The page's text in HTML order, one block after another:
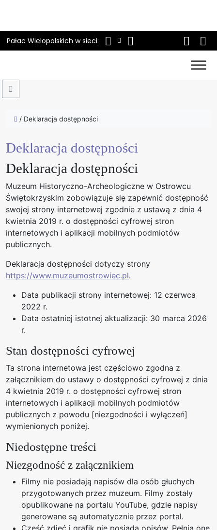
Pałac Wielopolskich w sieci:
/ Deklaracja dostępności
Deklaracja dostępności
Deklaracja dostępności
Muzeum Historyczno-Archeologiczne w Ostrowcu
Świętokrzyskim zobowiązuje się zapewnić dostępność
swojej strony internetowej zgodnie z ustawą z dnia 4
kwietnia 2019 r. o dostępności cyfrowej stron
internetowych i aplikacji mobilnych podmiotów
publicznych.
Deklaracja dostępności dotyczy strony
https://www.muzeumostrowiec.pl.
Data publikacji strony internetowej: 12 czerwca
2022 r.
Data ostatniej istotnej aktualizacji: 30 marca 2026
r.
Stan dostępności cyfrowej
Ta strona internetowa jest częściowo zgodna z
załącznikiem do ustawy o dostępności cyfrowej z dnia
4 kwietnia 2019 r. o dostępności cyfrowej stron
internetowych i aplikacji mobilnych podmiotów
publicznych z powodu [niezgodności i wyłączeń]
wymienionych poniżej.
Niedostępne treści
Niezgodność z załącznikiem
Filmy nie posiadają napisów dla osób głuchych
przygotowanych przez muzeum. Filmy zostały
opublikowane na portalu YouTube, gdzie napisy
generowane są automatycznie przez portal.
Część zdjęć i grafik nie posiada opisów. Pełnią one